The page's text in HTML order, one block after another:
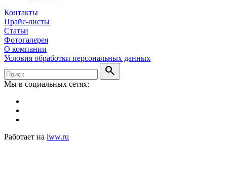
Контакты
Прайс-листы
Статьи
Фотогалерея
О компании
Условия обработки персональных данных
search
Мы в социальных сетях:
Работает на iww.ru